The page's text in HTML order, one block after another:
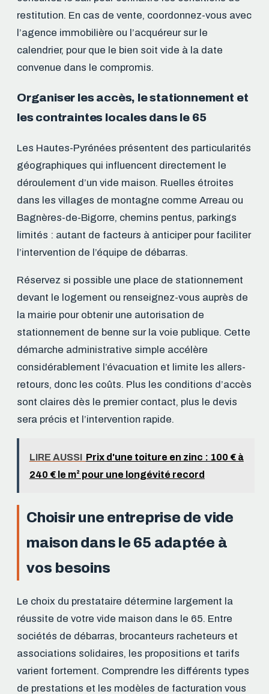
restitution. En cas de vente, coordonnez-vous avec
l’agence immobilière ou l’acquéreur sur le
calendrier, pour que le bien soit vide à la date
convenue dans le compromis.
Organiser les accès, le stationnement et
les contraintes locales dans le 65
Les Hautes-Pyrénées présentent des particularités
géographiques qui influencent directement le
déroulement d’un vide maison. Ruelles étroites
dans les villages de montagne comme Arreau ou
Bagnères-de-Bigorre, chemins pentus, parkings
limités : autant de facteurs à anticiper pour faciliter
l’intervention de l’équipe de débarras.
Réservez si possible une place de stationnement
devant le logement ou renseignez-vous auprès de
la mairie pour obtenir une autorisation de
stationnement de benne sur la voie publique. Cette
démarche administrative simple accélère
considérablement l’évacuation et limite les allers-
retours, donc les coûts. Plus les conditions d’accès
sont claires dès le premier contact, plus le devis
sera précis et l’intervention rapide.
LIRE AUSSI Prix d'une toiture en zinc : 100 € à
240 € le m² pour une longévité record
Choisir une entreprise de vide
maison dans le 65 adaptée à
vos besoins
Le choix du prestataire détermine largement la
réussite de votre vide maison dans le 65. Entre
sociétés de débarras, brocanteurs racheteurs et
associations solidaires, les propositions et tarifs
varient fortement. Comprendre les différents types
de prestations et les modèles de facturation vous